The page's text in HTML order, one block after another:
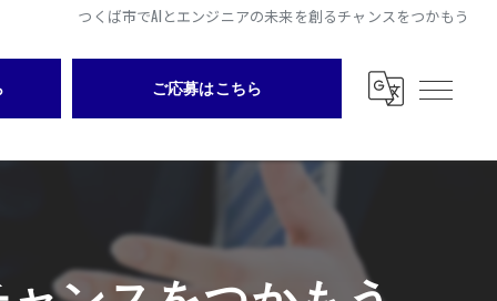
つくば市でAIとエンジニアの未来を創るチャンスをつかもう
ご応募はこちら